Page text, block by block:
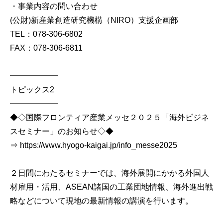
・事業内容の問い合わせ
(公財)新産業創造研究機構（NIRO）支援企画部
TEL：078-306-6802
FAX：078-306-6811
━━━━━━
トピックス2
━━━━━━
◆◇国際フロンティア産業メッセ２０２５「海外ビジネ
スセミナー」のお知らせ◇◆
⇒ https://www.hyogo-kaigai.jp/info_messe2025
２日間にわたるセミナーでは、海外展開にかかる外国人
材雇用・活用、ASEAN諸国の工業団地情報、海外進出戦
略などについて現地の最新情報の講演を行います。